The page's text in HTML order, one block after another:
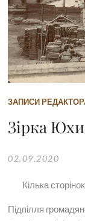
ЗАПИСИ
Зірка
02.09.2020
Кілька
Підпілля